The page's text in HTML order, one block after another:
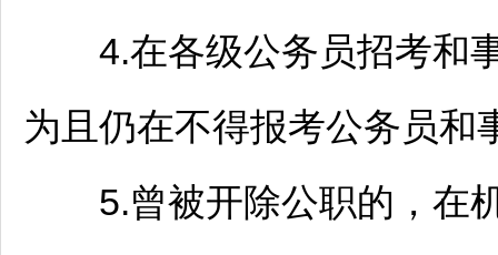
4.在各级公务员招考和
为且仍在不得报考公务员和
5.曾被开除公职的，在